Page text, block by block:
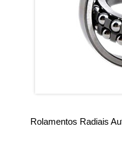
Rolamentos Radiais